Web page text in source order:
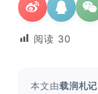
阅读 30
本文由载润札记